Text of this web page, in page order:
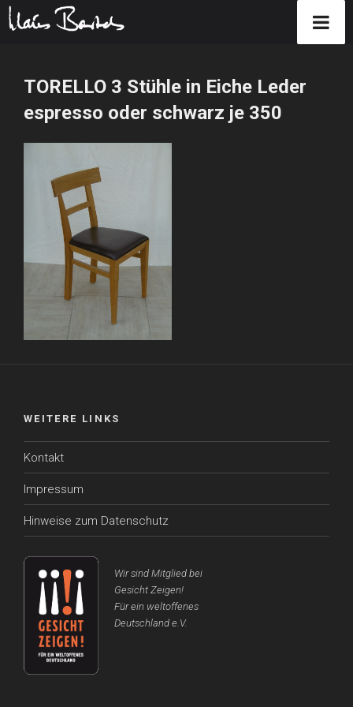
springenTORELLO 3 Stühle in Eiche Leder
espresso oder schwarz je 350
WEITERE LINKS
Kontakt
Impressum
Hinweise zum Datenschutz
Wir sind Mitglied bei
Gesicht Zeigen!
Für ein weltoffenes
Deutschland e.V.